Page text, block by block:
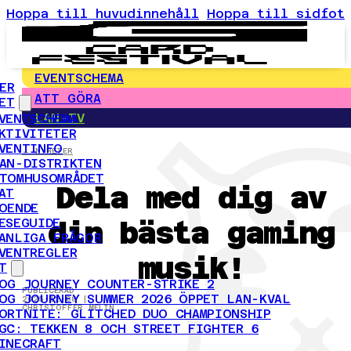
Hoppa till huvudinnehåll Hoppa till sidfot
DISTRIKTEN
FRÅGOR
JOURNEY COUNTER-STRIKE 2
JOURNEY SUMMER 2026 ÖPPET LAN-KVAL
GLITCHED DUO CHAMPIONSHIP
TEKKEN 8 OCH STREET FIGHTER 6
EVENTSCHEMA
ATT GÖRA
LAN-TV
← NYHETER
Dela med dig av
din bästa gaming
musik!
PUBLICERAD
2025-12-08 |
CHRISTOFFER MELIN